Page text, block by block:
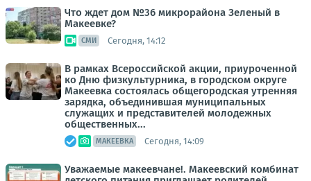
Что ждет дом №36 микрорайона Зеленый в
Макеевке?
СМИ Сегодня, 14:12
В рамках Всероссийской акции, приуроченной
ко Дню физкультурника, в городском округе
Макеевка состоялась общегородская утренняя
зарядка, объединившая муниципальных
служащих и представителей молодежных
общественных...
МАКЕЕВКА Сегодня, 14:09
Уважаемые макеевчане!. Макеевский комбинат